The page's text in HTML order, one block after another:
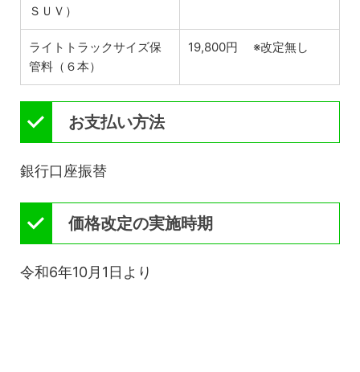
ＳＵＶ）
ライトトラックサイズ保
管料（６本）
19,800円 ※改定無し
お支払い方法
銀行口座振替
価格改定の実施時期
令和6年10月1日より